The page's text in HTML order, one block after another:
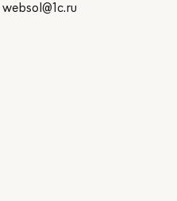
websol@1c.ru